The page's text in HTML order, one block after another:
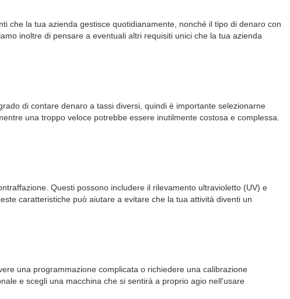
che la tua azienda gestisce quotidianamente, nonché il tipo di denaro con
inoltre di pensare a eventuali altri requisiti unici che la tua azienda
di contare denaro a tassi diversi, quindi è importante selezionarne
una troppo veloce potrebbe essere inutilmente costosa e complessa.
Questi possono includere il rilevamento ultravioletto (UV) e
caratteristiche può aiutare a evitare che la tua attività diventi un
una programmazione complicata o richiedere una calibrazione
e scegli una macchina che si sentirà a proprio agio nell'usare